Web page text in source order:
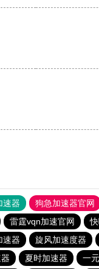
速器 狗急加速器官网
雷霆vqn加速官网
速器 旋风加速度器
夏时加速器 一